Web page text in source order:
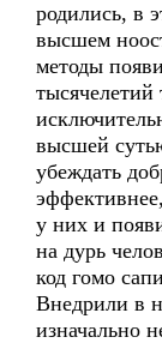
родились, в
высшем
методы
высшей
убеждать
у них и
на дурь
код гомо
Внедрили в
изначально